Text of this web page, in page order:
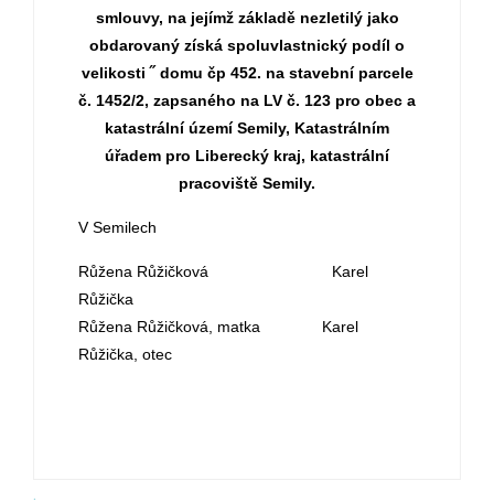
smlouvy, na jejímž základě nezletilý jako
obdarovaný získá spoluvlastnický podíl o
velikosti ˝ domu čp 452. na stavební parcele
č. 1452/2, zapsaného na LV č. 123 pro obec a
katastrální území Semily, Katastrálním
úřadem pro Liberecký kraj, katastrální
pracoviště Semily.
V Semilech
Růžena Růžičková Karel
Růžička
Růžena Růžičková, matka Karel
Růžička, otec
.